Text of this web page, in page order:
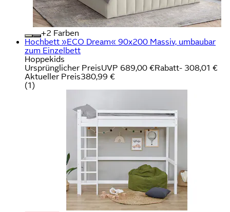
+
Farben
Hochbett »ECO Dream« 90x200 Massiv, umbaubar
zum Einzelbett
Hoppekids
Ursprünglicher PreisUVP 689,00 €Rabatt- 308,01 €
Aktueller Preis380,99 €
(1)